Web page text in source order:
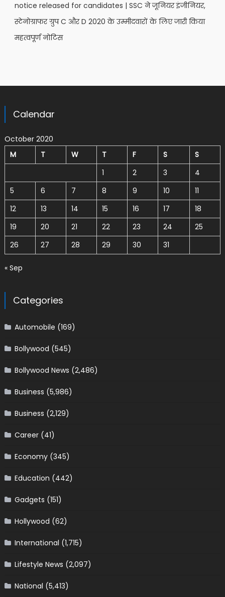
notice released for candidates | SSC ने जूनियर इंजीनियर,
स्टेनोग्राफर ग्रुप C और D 2020 के उम्मीदवारों के लिए जारी किया
महत्वपूर्ण नोटिस
Calendar
October 2020
M
T W T F S
S
1
2 3
4
5
6 7 8 9 10
11
12
13 14 15 16 17
18
19
20 21 22 23 24
25
26
27 28 29 30 31
« Sep
Categories
Automobile (169)
Bollywood (545)
Bollywood News (2,486)
Business (5,986)
Business (2,129)
Career(41)
Economy(345)
Education (442)
Gadgets (151)
Hollywood (62)
International (1,715)
Lifestyle News (2,097)
National (5,413)